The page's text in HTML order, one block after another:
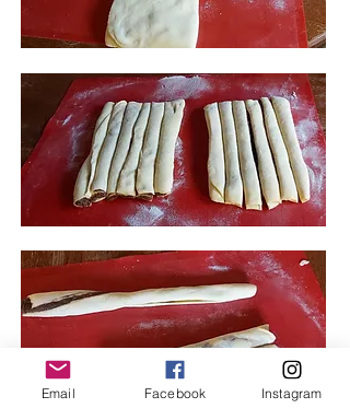
Email Facebook Instagram